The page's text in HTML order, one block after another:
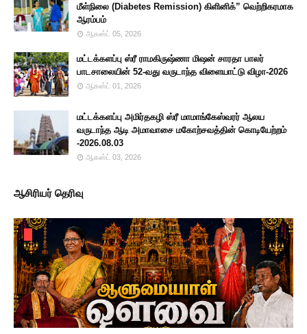
மீள்நிலை (Diabetes Remission) கிளினிக்” வெற்றிகரமாக
ஆரம்பம்
ஆகஸ்ட் 05, 2026
மட்டக்களப்பு ஸ்ரீ ராமகிருஷ்ணா மிஷன் சாரதா பாலர்
பாடசாலையின் 52-வது வருடாந்த விளையாட்டு விழா-2026
ஆகஸ்ட் 01, 2026
மட்டக்களப்பு அமிர்தகழி ஸ்ரீ மாமாங்கேஸ்வரர் ஆலய
வருடாந்த ஆடி அமாவாசை மகோற்சவத்தின் கொடியேற்றம்
-2026.08.03
ஆகஸ்ட் 03, 2026
ஆசிரியர் தெரிவு